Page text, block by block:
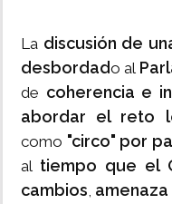
La discusión de
desbordado al
de coherencia e
abordar el reto
como "circo" por
al tiempo que el
cambios,